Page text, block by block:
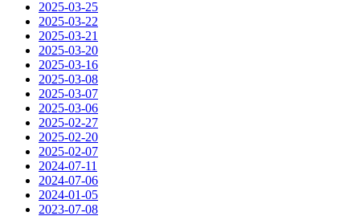
2025-03-25
2025-03-22
2025-03-21
2025-03-20
2025-03-16
2025-03-08
2025-03-07
2025-03-06
2025-02-27
2025-02-20
2025-02-07
2024-07-11
2024-07-06
2024-01-05
2023-07-08